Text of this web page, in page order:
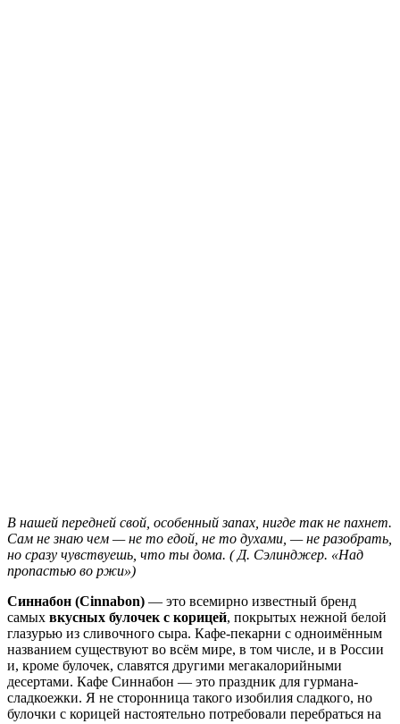
В нашей передней свой, особенный запах, нигде так не пахнет.
Сам не знаю чем — не то едой, не то духами, — не разобрать,
но сразу чувствуешь, что ты дома. (Д. Сэлинджер. «Над
пропастью во ржи»)
Синнабон (Cinnabon) — это всемирно известный бренд
самых вкусных булочек с корицей, покрытых нежной белой
глазурью из сливочного сыра. Кафе-пекарни с одноимённым
названием существуют во всём мире, в том числе, и в России
и, кроме булочек, славятся другими мегакалорийными
десертами. Кафе Синнабон — это праздник для гурмана-
сладкоежки. Я не сторонница такого изобилия сладкого, но
булочки с корицей настоятельно потребовали перебраться на